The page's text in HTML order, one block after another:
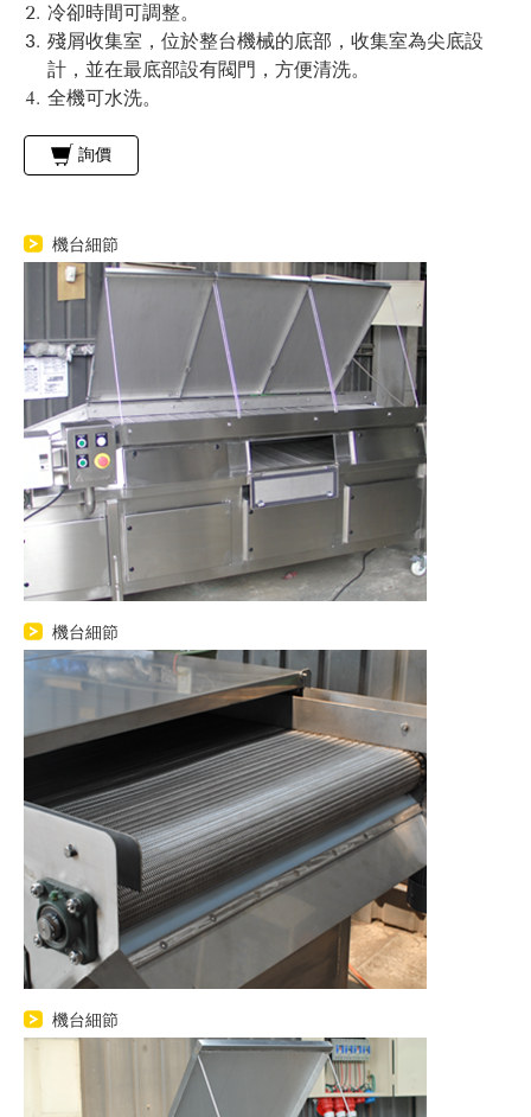
冷卻時間可調整。
殘屑收集室，位於整台機械的底部，收集室為尖底設
計，並在最底部設有閥門，方便清洗。
全機可水洗。
詢價
機台細節
機台細節
機台細節